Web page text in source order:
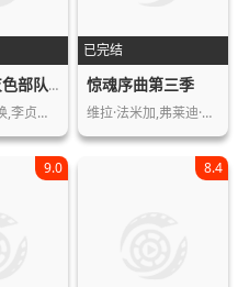
寄生兽：灰色部队第一季
全素妮,具教焕,李贞贤,权海骁,金仁权,…
已完结
惊魂序曲第三季
维拉·法米加,弗莱迪·海默,内斯特·卡…
9.0 8.4